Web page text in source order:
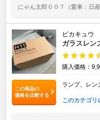
にゃん太郎００７
（愛車：日
この商品の
価格を比較する
ピカキュウ
ガラスレン
購入価格：
ランプ、レン
このカテゴリ